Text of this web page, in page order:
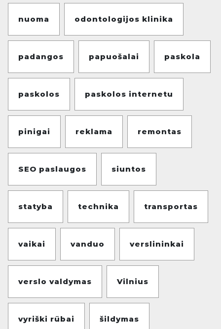
nuoma odontologijos klinika
padangos papuošalai paskola
paskolos paskolos internetu
pinigai reklama remontas
SEO paslaugos siuntos
statyba technika transportas
vaikai vanduo verslininkai
verslo valdymas Vilnius
vyriški rūbai šildymas